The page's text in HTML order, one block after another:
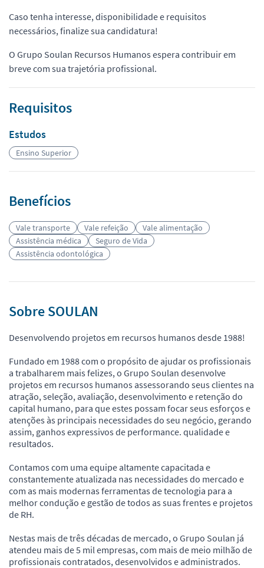
Caso tenha interesse, disponibilidade e requisitos
necessários, finalize sua candidatura!
O Grupo Soulan Recursos Humanos espera contribuir em
breve com sua trajetória profissional.
Requisitos
Estudos
Ensino Superior
Benefícios
Vale transporte Vale refeição
Vale alimentação
Assistência médica
Seguro de Vida
Assistência odontológica
Sobre SOULAN
Desenvolvendo projetos em recursos humanos desde 1988!
Fundado em 1988 com o propósito de ajudar os profissionais
a trabalharem mais felizes, o Grupo Soulan desenvolve
projetos em recursos humanos assessorando seus clientes na
atração, seleção, avaliação, desenvolvimento e retenção do
capital humano, para que estes possam focar seus esforços e
atenções às principais necessidades do seu negócio, gerando
assim, ganhos expressivos de performance. qualidade e
resultados.
Contamos com uma equipe altamente capacitada e
constantemente atualizada nas necessidades do mercado e
com as mais modernas ferramentas de tecnologia para a
melhor condução e gestão de todos as suas frentes e projetos
de RH.
Nestas mais de três décadas de mercado, o Grupo Soulan já
atendeu mais de 5 mil empresas, com mais de meio milhão de
profissionais contratados, desenvolvidos e administrados.